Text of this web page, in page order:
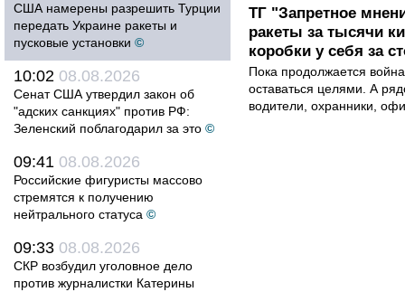
США намерены разрешить Турции
передать Украине ракеты и
пусковые установки ©
10:02 08.08.2026
Сенат США утвердил закон об
"адских санкциях" против РФ:
Зеленский поблагодарил за это ©
09:41 08.08.2026
Российские фигуристы массово
стремятся к получению
нейтрального статуса ©
09:33 08.08.2026
СКР возбудил уголовное дело
против журналистки Катерины
ТГ "Запретное
ракеты за тысячи
коробки у себя за
Пока продолжается
оставаться целями. А
водители, охранники,